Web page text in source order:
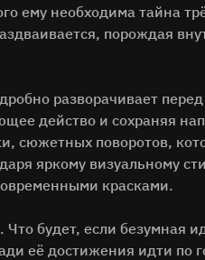
ему необходима тайна
порождая
разворачивает
действо и сохраняя
сюжетных поворотов,
яркому визуальному
красками.
будет, если безумная
её достижения идти по